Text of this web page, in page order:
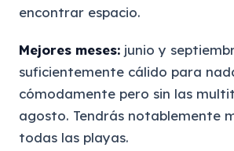
encontrar espacio.
Mejores meses: junio y
suficientemente cálido para
cómodamente pero sin las
agosto. Tendrás notablemente
todas las playas.